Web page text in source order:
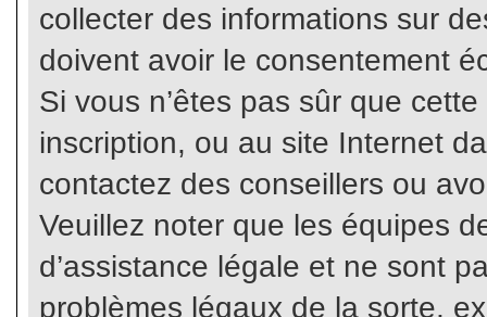
collecter des informations sur
doivent avoir le consentement
Si vous n’êtes pas sûr que
inscription, ou au site Internet
contactez des conseillers ou
Veuillez noter que les équipes
d’assistance légale et ne sont
problèmes légaux de la sorte,